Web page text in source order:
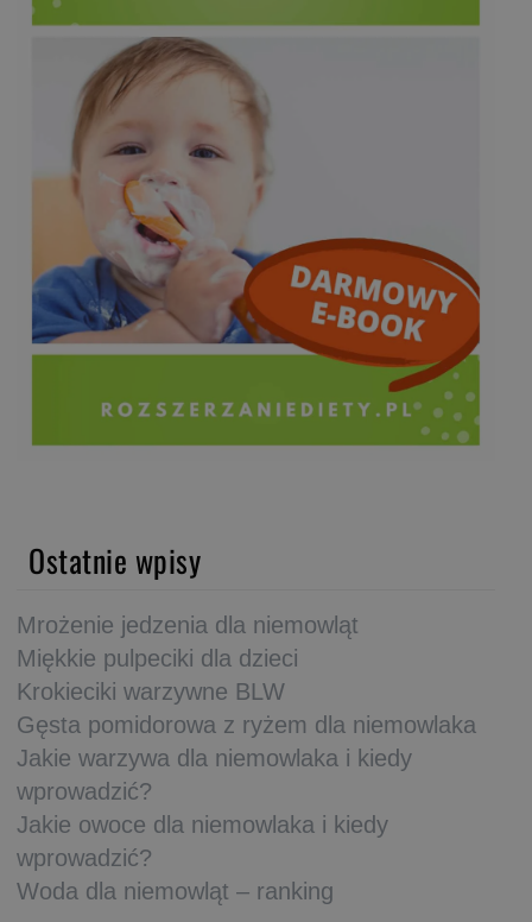
Ostatnie wpisy
Mrożenie jedzenia dla niemowląt
Miękkie pulpeciki dla dzieci
Krokieciki warzywne BLW
Gęsta pomidorowa z ryżem dla niemowlaka
Jakie warzywa dla niemowlaka i kiedy
wprowadzić?
Jakie owoce dla niemowlaka i kiedy
wprowadzić?
Woda dla niemowląt – ranking